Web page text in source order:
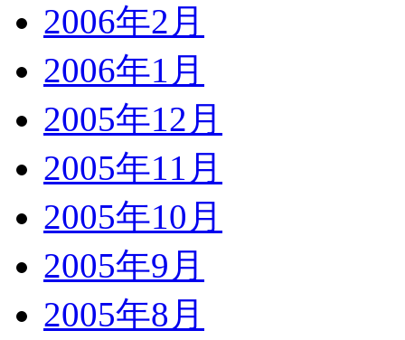
2006年2月
2006年1月
2005年12月
2005年11月
2005年10月
2005年9月
2005年8月